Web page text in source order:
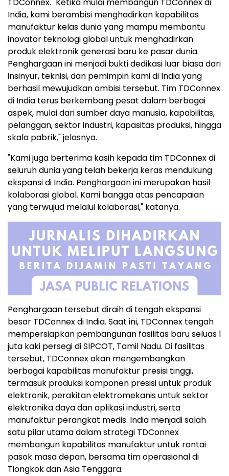
TDConnex. "Ketika mulai membangun TDConnex di
India, kami berambisi menghadirkan kapabilitas
manufaktur kelas dunia yang mampu membantu
inovator teknologi global untuk menghadirkan
produk elektronik generasi baru ke pasar dunia.
Penghargaan ini menjadi bukti dedikasi luar biasa dari
insinyur, teknisi, dan pemimpin kami di India yang
berhasil mewujudkan ambisi tersebut. Tim TDConnex
di India terus berkembang pesat dalam berbagai
aspek, mulai dari sumber daya manusia, kapabilitas,
pelanggan, sektor industri, kapasitas produksi, hingga
skala pabrik," jelasnya.
"Kami juga berterima kasih kepada tim TDConnex di
seluruh dunia yang telah bekerja keras mendukung
ekspansi di India. Penghargaan ini merupakan hasil
kolaborasi global. Kami bangga atas pencapaian
yang terwujud melalui kolaborasi," katanya.
Penghargaan tersebut diraih di tengah ekspansi
besar TDConnex di India. Saat ini, TDConnex tengah
mempersiapkan pembangunan fasilitas baru seluas 1
juta kaki persegi di SIPCOT, Tamil Nadu. Di fasilitas
tersebut, TDConnex akan mengembangkan
berbagai kapabilitas manufaktur presisi tinggi,
termasuk produksi komponen presisi untuk produk
elektronik, perakitan elektromekanis untuk sektor
elektronika daya dan aplikasi industri, serta
manufaktur perangkat medis. India menjadi salah
satu pilar utama dalam strategi TDConnex
membangun kapabilitas manufaktur untuk rantai
pasok masa depan, bersama tim operasional di
Tiongkok dan Asia Tenggara.